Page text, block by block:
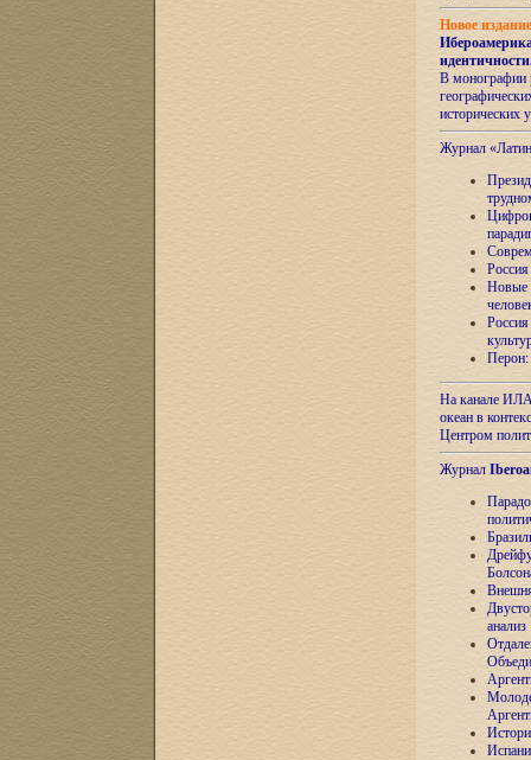
Новое
идентичности
В монографии
исторических
Журнал
Новые
Перон:
На канале
океан в
Центром
Журнал
анализ